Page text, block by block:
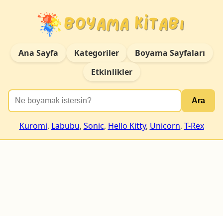
Ana Sayfa Kategoriler
Boyama Sayfaları
Etkinlikler
Ara
Kuromi, Labubu, Sonic, Hello Kitty, Unicorn, T-Rex